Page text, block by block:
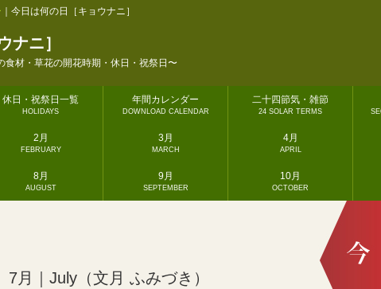
｜今日は何の日［キョウナニ］
ナニ］
食材・草花の開花時期・休日・祝祭日〜
休日・祝祭日一覧
HOLIDAYS
年間カレンダー
DOWNLOAD CALENDAR
二十四節気・雑節
24 SOLAR TERMS
2月
FEBRUARY
3月
MARCH
4月
APRIL
8月
AUGUST
9月
SEPTEMBER
10月
OCTOBER
月｜July（文月 ふみづき）